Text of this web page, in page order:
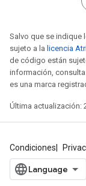
Salvo que se indique
sujeto a la licencia
de código están
información,
es una marca
Última actualización:
Condiciones